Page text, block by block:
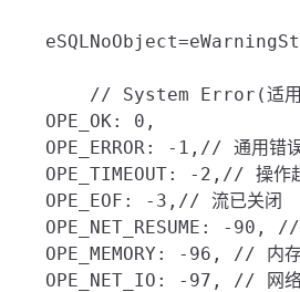
    OPE_OK: 0,
OPE_ERROR: -1,// 通用错
OPE_TIMEOUT: -2,// 操作
    OPE_EOF: -3,// 流已关闭
OPE_NET_RESUME: -90, //
OPE_MEMORY: -96, // 内存
OPE_NET_IO: -97, // 网络